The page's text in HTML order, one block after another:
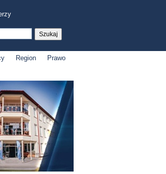
Region
Prawo